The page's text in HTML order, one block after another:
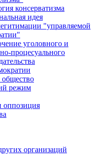
консерватизма
идея
"управляемой
уголовного и
процесуального
общество
режим
оппозиция
организаций